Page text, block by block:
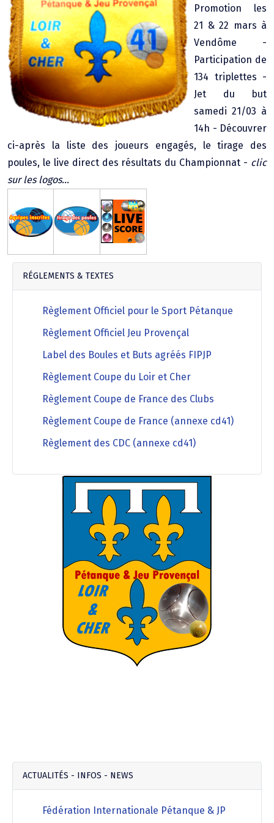
Promotion les
21 & 22 mars à
Vendôme -
Participation de
134 triplettes -
Jet du but
samedi 21/03 à
14h - Découvrer
ci-après la liste des joueurs engagés, le tirage des
poules, le live direct des résultats du Championnat - clic
sur les logos...
RÉGLEMENTS & TEXTES
Règlement Officiel pour le Sport Pétanque
Règlement Officiel Jeu Provençal
Label des Boules et Buts agréés FIPJP
Règlement Coupe du Loir et Cher
Règlement Coupe de France des Clubs
Règlement Coupe de France (annexe cd41)
Règlement des CDC (annexe cd41)
ACTUALITÉS - INFOS - NEWS
Fédération Internationale Pétanque & JP
Agenda Concours Vétérans
Régionaux & Championnats de France
Résultats & Classement Division 4 B
Résultats & Classement Division 5 A
Championnat Triplettes Mixtes
Championnat Triplettes Vétérans
Palmarès Comité du Loir & Cher